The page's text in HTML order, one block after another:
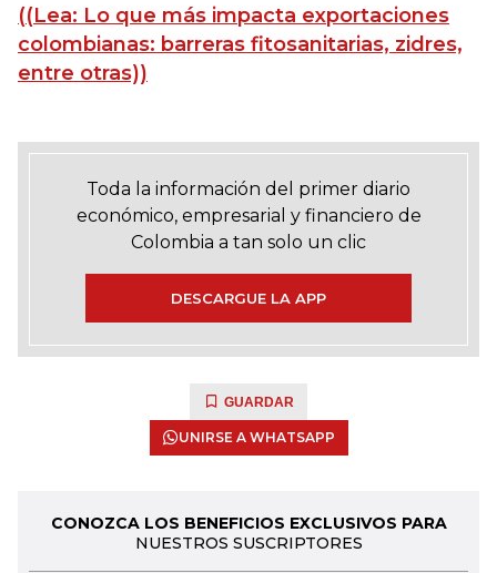
((Lea: Lo que más impacta exportaciones
colombianas: barreras fitosanitarias, zidres,
entre otras))
Toda la información del primer diario
económico, empresarial y financiero de
Colombia a tan solo un clic
DESCARGUE LA APP
GUARDAR
UNIRSE A WHATSAPP
CONOZCA LOS BENEFICIOS EXCLUSIVOS PARA
NUESTROS SUSCRIPTORES